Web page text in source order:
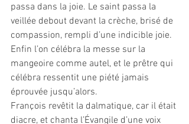
passa dans la joie. Le saint passa la
veillée debout devant la crèche, brisé de
compassion, rempli d’une indicible joie.
Enfin l’on célébra la messe sur la
mangeoire comme autel, et le prêtre qui
célébra ressentit une piété jamais
éprouvée jusqu’alors.
François revêtit la dalmatique, car il était
diacre, et chanta l’Évangile d’une voix